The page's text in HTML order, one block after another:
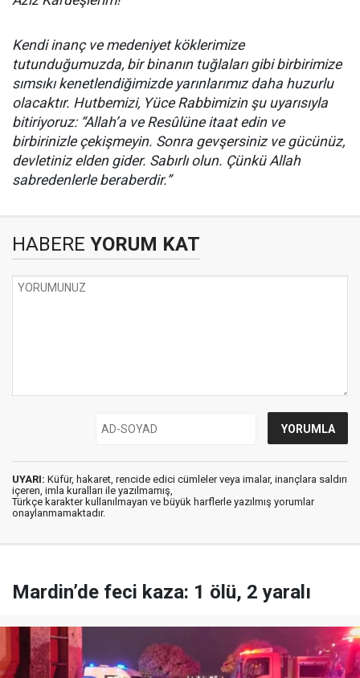
Kendi inanç ve medeniyet köklerimize
tutunduğumuzda, bir binanın tuğlaları gibi birbirimize
sımsıkı kenetlendiğimizde yarınlarımız daha huzurlu
olacaktır. Hutbemizi, Yüce Rabbimizin şu uyarısıyla
bitiriyoruz: “Allah’a ve Resûlüne itaat edin ve
birbirinizle çekişmeyin. Sonra gevşersiniz ve gücünüz,
devletiniz elden gider. Sabırlı olun. Çünkü Allah
sabredenlerle beraberdir.”
HABERE YORUM KAT
UYARI: Küfür, hakaret, rencide edici cümleler veya imalar, inançlara saldırı
içeren, imla kuralları ile yazılmamış,
Türkçe karakter kullanılmayan ve büyük harflerle yazılmış yorumlar
onaylanmamaktadır.
Mardin’de feci kaza: 1 ölü, 2 yaralı